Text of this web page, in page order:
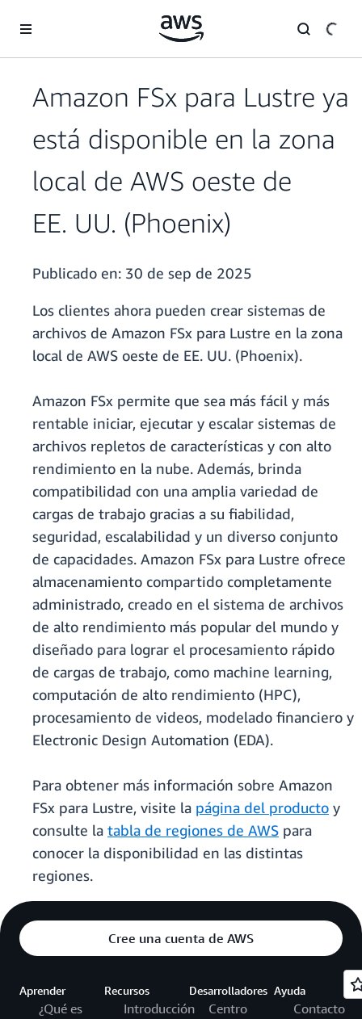
Amazon FSx para Lustre ya
está disponible en la zona
local de AWS oeste de
EE. UU. (Phoenix)
Publicado en: 30 de sep de 2025
Los clientes ahora pueden crear sistemas de
archivos de Amazon FSx para Lustre en la zona
local de AWS oeste de EE. UU. (Phoenix).
Amazon FSx permite que sea más fácil y más
rentable iniciar, ejecutar y escalar sistemas de
archivos repletos de características y con alto
rendimiento en la nube. Además, brinda
compatibilidad con una amplia variedad de
cargas de trabajo gracias a su fiabilidad,
seguridad, escalabilidad y un diverso conjunto
de capacidades. Amazon FSx para Lustre ofrece
almacenamiento compartido completamente
administrado, creado en el sistema de archivos
de alto rendimiento más popular del mundo y
diseñado para lograr el procesamiento rápido
de cargas de trabajo, como machine learning,
computación de alto rendimiento (HPC),
procesamiento de videos, modelado financiero y
Electronic Design Automation (EDA).
Para obtener más información sobre Amazon
FSx para Lustre, visite la página del producto y
consulte la tabla de regiones de AWS para
conocer la disponibilidad en las distintas
regiones.
Cree una cuenta de AWS
Aprender
¿Qué es
Recursos
Introducción
Desarrolladores
Centro
Ayuda
Contacto